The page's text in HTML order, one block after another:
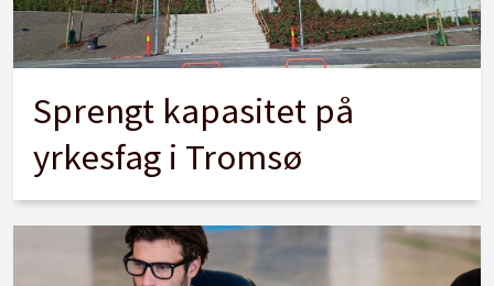
Sprengt kapasitet på
yrkesfag i Tromsø